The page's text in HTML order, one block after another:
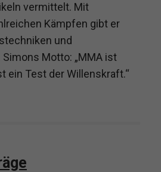
vermittelt. Mit
Kämpfen gibt er
und
Motto: „MMA ist
ein Test der Willenskraft.“